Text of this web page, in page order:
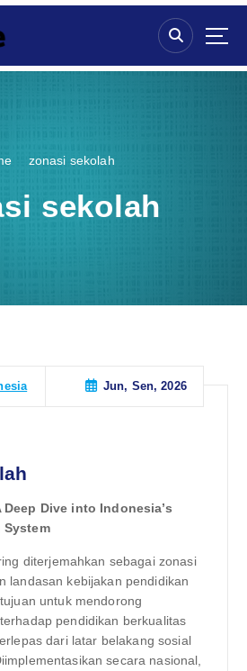
zonasi sekolah
sekolah
Jun, Sen, 2026
Dive into Indonesia’s
diterjemahkan sebagai zonasi
landasan kebijakan pendidikan
untuk mendorong
pendidikan berkualitas
dari latar belakang sosial
secara nasional,